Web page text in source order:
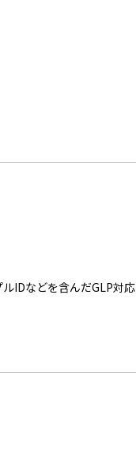
IDなどを含んだGLP対応